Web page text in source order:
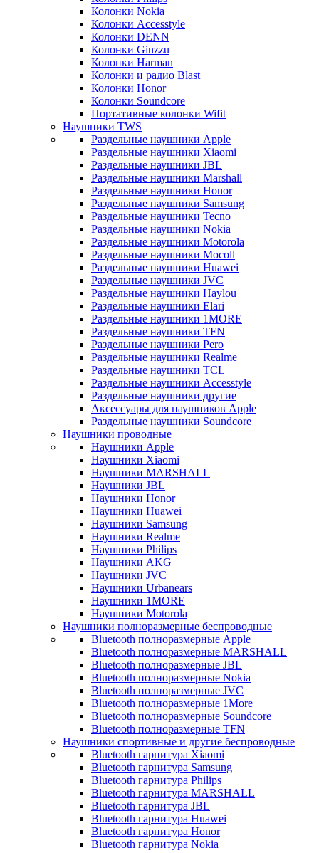
Колонки Nokia
Колонки Accesstyle
Колонки DENN
Колонки Ginzzu
Колонки Harman
Колонки и радио Blast
Колонки Honor
Колонки Soundcore
Портативные колонки Wifit
Наушники TWS
Раздельные наушники Apple
Раздельные наушники Xiaomi
Раздельные наушники JBL
Раздельные наушники Marshall
Раздельные наушники Honor
Раздельные наушники Samsung
Раздельные наушники Tecno
Раздельные наушники Nokia
Раздельные наушники Motorola
Раздельные наушники Mocoll
Раздельные наушники Huawei
Раздельные наушники JVC
Раздельные наушники Haylou
Раздельные наушники Elari
Раздельные наушники 1MORE
Раздельные наушники TFN
Раздельные наушники Pero
Раздельные наушники Realme
Раздельные наушники TCL
Раздельные наушники Accesstyle
Раздельные наушники другие
Аксессуары для наушников Apple
Раздельные наушники Soundcore
Наушники проводные
Наушники Apple
Наушники Xiaomi
Наушники MARSHALL
Наушники JBL
Наушники Honor
Наушники Huawei
Наушники Samsung
Наушники Realme
Наушники Philips
Наушники AKG
Наушники JVC
Наушники Urbanears
Наушники 1MORE
Наушники Motorola
Наушники полноразмерные беспроводные
Bluetooth полноразмерные Apple
Bluetooth полноразмерные MARSHALL
Bluetooth полноразмерные JBL
Bluetooth полноразмерные Nokia
Bluetooth полноразмерные JVC
Bluetooth полноразмерные 1More
Bluetooth полноразмерные Soundcore
Bluetooth полноразмерные TFN
Наушники спортивные и другие беспроводные
Bluetooth гарнитура Xiaomi
Bluetooth гарнитура Samsung
Bluetooth гарнитура Philips
Bluetooth гарнитура MARSHALL
Bluetooth гарнитура JBL
Bluetooth гарнитура Huawei
Bluetooth гарнитура Honor
Bluetooth гарнитура Nokia